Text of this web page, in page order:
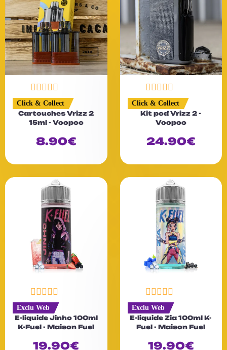
N
o
t
e
r
Click & Collect
Cartouches Vrizz 2
15ml - Voopoo
8.90€
N
o
0
s
r
Click & Collect
Kit pod Vrizz 2 -
Voopoo
24.90€
N
o
t
e
0
Exclu Web
E-liquide Jinho 100ml
K-Fuel - Maison Fuel
19.90€
N
o
t
e
0
Exclu Web
E-liquide Zia 100ml K-
Fuel - Maison Fuel
19.90€